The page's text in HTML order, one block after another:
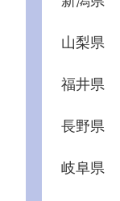
山梨県
福井県
長野県
岐阜県